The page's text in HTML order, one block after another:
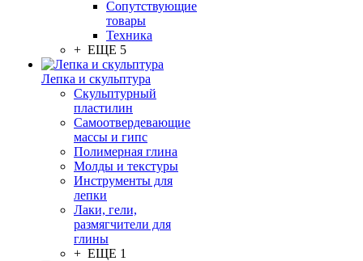
Сопутствующие
товары
Техника
+ ЕЩЕ 5
Лепка и скульптура
Скульптурный
пластилин
Самоотвердевающие
массы и гипс
Полимерная глина
Молды и текстуры
Инструменты для
лепки
Лаки, гели,
размягчители для
глины
+ ЕЩЕ 1